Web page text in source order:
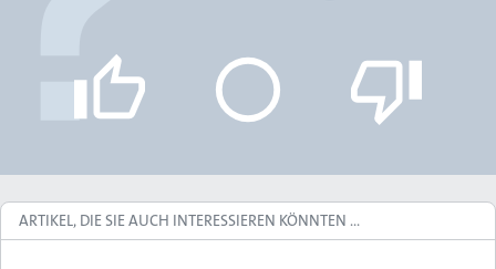
ARTIKEL, DIE SIE AUCH INTERESSIEREN KÖNNTEN …